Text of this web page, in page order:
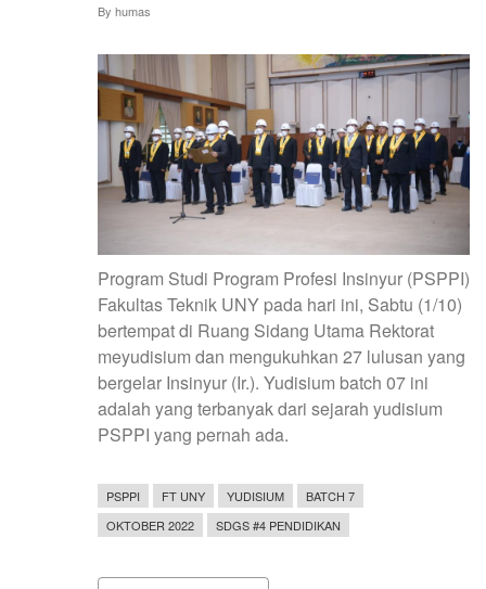
By humas
Program Studi Program Profesi Insinyur (PSPPI)
Fakultas Teknik UNY pada hari ini, Sabtu (1/10)
bertempat di Ruang Sidang Utama Rektorat
meyudisium dan mengukuhkan 27 lulusan yang
bergelar Insinyur (Ir.). Yudisium batch 07 ini
adalah yang terbanyak dari sejarah yudisium
PSPPI yang pernah ada.
PSPPI FT UNY YUDISIUM
BATCH 7
OKTOBER 2022
SDGS #4 PENDIDIKAN